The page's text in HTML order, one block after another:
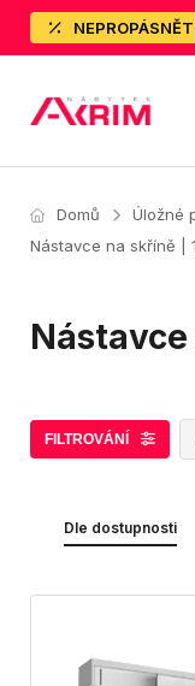
Domů Úložné
Nástavce na skříně |
FILTROVÁNÍ
Dle dostupnosti